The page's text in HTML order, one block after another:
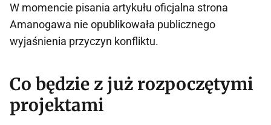
W momencie pisania artykułu oficjalna strona
Amanogawa nie opublikowała publicznego
wyjaśnienia przyczyn konfliktu.
Co będzie z już rozpoczętymi
projektami